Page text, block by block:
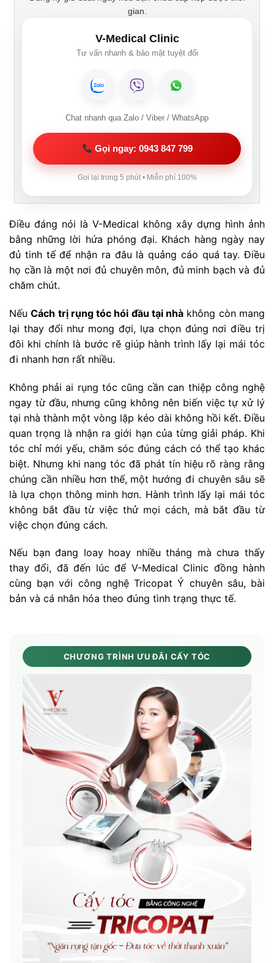
gian.
V-Medical Clinic
Tư vấn nhanh & bảo mật tuyệt đối
Chat nhanh qua Zalo / Viber / WhatsApp
Gọi ngay: 0943 847 799
Gọi lại trong 5 phút • Miễn phí 100%
Điều đáng nói là V-Medical không xây dựng hình ảnh
bằng những lời hứa phóng đại. Khách hàng ngày nay
đủ tinh tế để nhận ra đâu là quảng cáo quá tay. Điều
họ cần là một nơi đủ chuyên môn, đủ minh bạch và đủ
chăm chút.
NếuCách trị rụng tóc hói đầu tại nhà không còn mang
lại thay đổi như mong đợi, lựa chọn đúng nơi điều trị
đôi khi chính là bước rẽ giúp hành trình lấy lại mái tóc
đi nhanh hơn rất nhiều.
Không phải ai rụng tóc cũng cần can thiệp công nghệ
ngay từ đầu, nhưng cũng không nên biến việc tự xử lý
tại nhà thành một vòng lặp kéo dài không hồi kết. Điều
quan trọng là nhận ra giới hạn của từng giải pháp. Khi
tóc chỉ mới yếu, chăm sóc đúng cách có thể tạo khác
biệt. Nhưng khi nang tóc đã phát tín hiệu rõ ràng rằng
chúng cần nhiều hơn thế, một hướng đi chuyên sâu sẽ
là lựa chọn thông minh hơn. Hành trình lấy lại mái tóc
không bắt đầu từ việc thử mọi cách, mà bắt đầu từ
việc chọn đúng cách.
Nếu bạn đang loay hoay nhiều tháng mà chưa thấy
thay đổi, đã đến lúc để V-Medical Clinic đồng hành
cùng bạn với công nghệ Tricopat Ý chuyên sâu, bài
bản và cá nhân hóa theo đúng tình trạng thực tế.
CHƯƠNG TRÌNH ƯU ĐÃI CẤY TÓC